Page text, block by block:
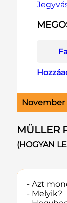
November
MÜLLER
(HOGYAN
- Azt
- Melyik?